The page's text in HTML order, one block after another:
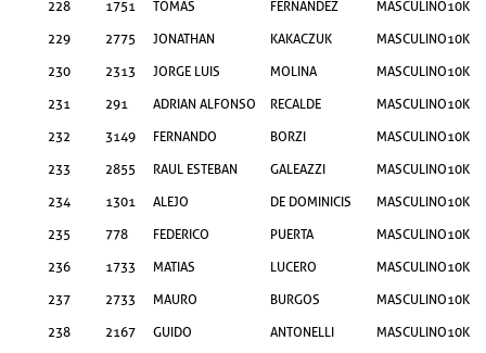
228
1751 TOMAS FERNANDEZ MASCULINO10KM
229
2775 JONATHAN KAKACZUK MASCULINO10KM
230
2313 JORGE LUIS MOLINA MASCULINO10KM
231
291 ADRIAN ALFONSO RECALDE MASCULINO10KM
232
3149 FERNANDO BORZI MASCULINO10KM
233
2855 RAUL ESTEBAN GALEAZZI MASCULINO10KM
234
1301 ALEJO DE DOMINICIS MASCULINO10KM
235
778 FEDERICO PUERTA MASCULINO10KM
236
1733 MATIAS LUCERO MASCULINO10KM
237
2733 MAURO BURGOS MASCULINO10KM
238
2167 GUIDO ANTONELLI MASCULINO10KM